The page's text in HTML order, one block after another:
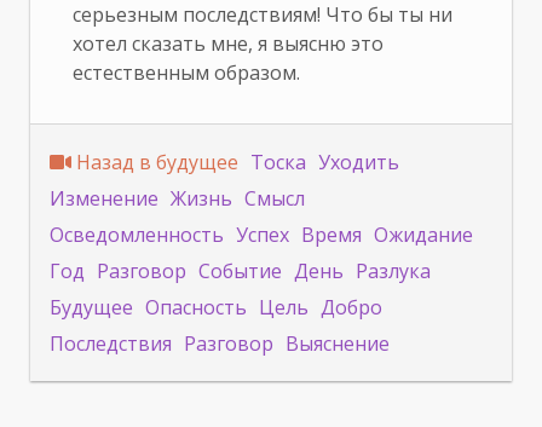
серьезным последствиям! Что бы ты ни
хотел сказать мне, я выясню это
естественным образом.
Назад в будущее Тоска Уходить
Изменение Жизнь Смысл
Осведомленность Успех Время Ожидание
Год Разговор Событие День Разлука
Будущее Опасность Цель Добро
Последствия Разговор Выяснение